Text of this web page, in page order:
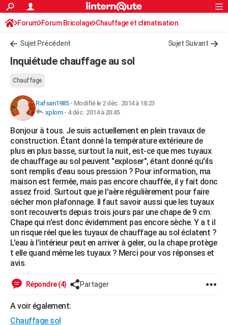
ACTUALITÉS
Politique
Société
Faits Divers
Education
Monde
Villes
+
AUTO
Essais
Réserver un essai
Citadines
Berlines
SUV
Forum auto
+HIGH-TECH
Mobiles
Meilleur smartphone
Internet
Ordinateurs
Jeux vidéo
Guide high-tech
+BRICOLAGE
Forum
Aménagement intérieur
Extérieur
Cuisine
Salle de bains
Jardinage
Rangement
WEEK-END
Guides de France
Escapades
Patrimoine
Expositions
Musées
Week-end nature
+LIFESTYLE
Art de vivre
Bien-être
Loisirs
Mode
Modes de vie
SANTE
Alimentation
Guide de la santé
Maladies
Médicaments
Sommeil
VOYAGE
Destinations
City break
Voyage nature
Voyage de noces
Forum
Climat
+PHOTO
GUIDES D'ACHAT
BONS PLANS
CARTE DE VOEUX
Carte de Noël
Carte Bonne année
Carte Saint-Valentin
Carte Pâques
Carte d'anniversaire
DICTIONNAIRE
Rechercher
S'inscrire
Connexion
Forum Forum Bricolage Chauffage et climatisation
Sujet Précédent Sujet Suivant
Inquiétude chauffage au sol
Chauffage
Rafsan1985- Modifié le 2 déc. 2014 à 18:23
xplom- 4 déc. 2014 à 20:45
Bonjour à tous. Je suis actuellement en plein travaux de
construction. Étant donné la température extérieure de
plus en plus basse, surtout la nuit, est-ce que mes tuyaux
de chauffage au sol peuvent "exploser", étant donné qu'ils
sont remplis d'eau sous pression ? Pour information, ma
maison est fermée, mais pas encore chauffée, il y fait donc
assez froid. Surtout que je l'aère régulièrement pour faire
sécher mon plafonnage. Il faut savoir aussi que les tuyaux
sont recouverts depuis trois jours par une chape de 9 cm.
Chape qui n'est donc évidemment pas encore sèche. Y a t il
un risque réel que les tuyaux de chauffage au sol éclatent ?
L'eau à l'intérieur peut en arriver à geler, ou la chape protège
t elle quand même les tuyaux ? Merci pour vos réponses et
avis.
Répondre (4) Partager
A voir également:
Chauffage sol